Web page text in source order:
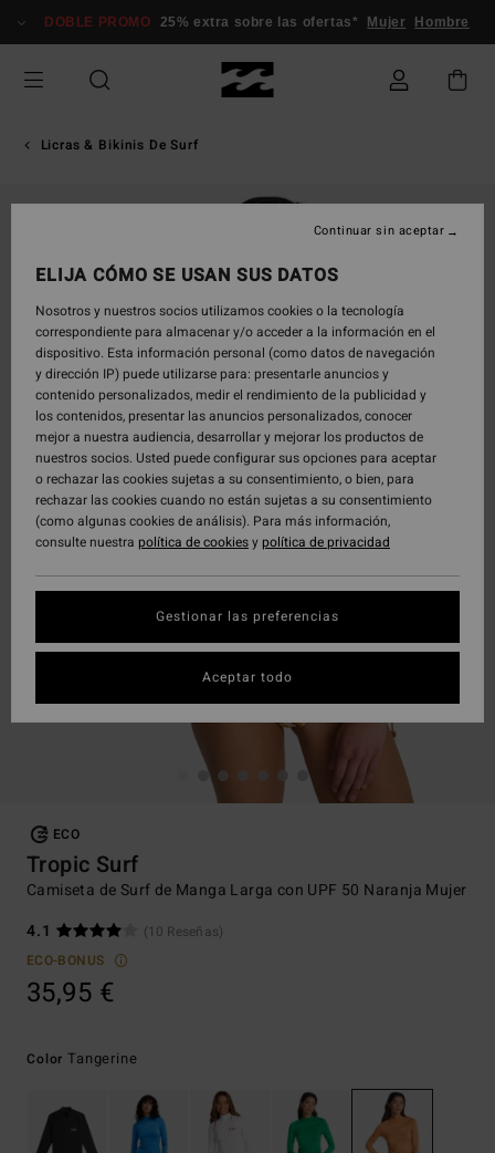
información
DOBLE PROMO 25% extra sobre las ofertas* Mujer Hombre
Licras & Bikinis De Surf
ECO
Tropic Surf
Camiseta de Surf de Manga Larga con UPF 50 Naranja Mujer
4.1
(10 Reseñas)
ECO-BONUS
35,95 €
ColorTangerine
ELIJA CÓMO SE USAN SUS DATOS
Nosotros y nuestros socios utilizamos cookies o la tecnología
correspondiente para almacenar y/o acceder a la información en el
dispositivo. Esta información personal (como datos de navegación
y dirección IP) puede utilizarse para: presentarle anuncios y
contenido personalizados, medir el rendimiento de la publicidad y
los contenidos, presentar las anuncios personalizados, conocer
mejor a nuestra audiencia, desarrollar y mejorar los productos de
nuestros socios. Usted puede configurar sus opciones para aceptar
o rechazar las cookies sujetas a su consentimiento, o bien, para
rechazar las cookies cuando no están sujetas a su consentimiento
(como algunas cookies de análisis). Para más información,
consulte nuestra política de cookiesypolítica de privacidad
Gestionar las preferencias
Continuar sin aceptar
Aceptar todo